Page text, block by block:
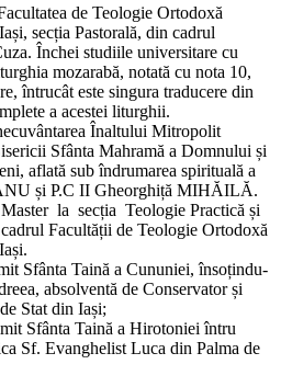
de Teologie Ortodoxă
secția Pastorală, din cadrul
Închei studiile universitare cu
mozarabă, notată cu nota 10,
întrucât este singura traducere din
a acestei liturghii.
Înaltului Mitropolit
Sfânta Mahramă a Domnului și
aflată sub îndrumarea spirituală a
și P.C II Gheorghiță MIHĂILĂ.
la secția Teologie Practică și
Facultății de Teologie Ortodoxă
Sfânta Taină a Cununiei, însoțindu-
absolventă de Conservator și
Stat din Iași;
Sfânta Taină a Hirotoniei întru
Sf. Evanghelist Luca din Palma de